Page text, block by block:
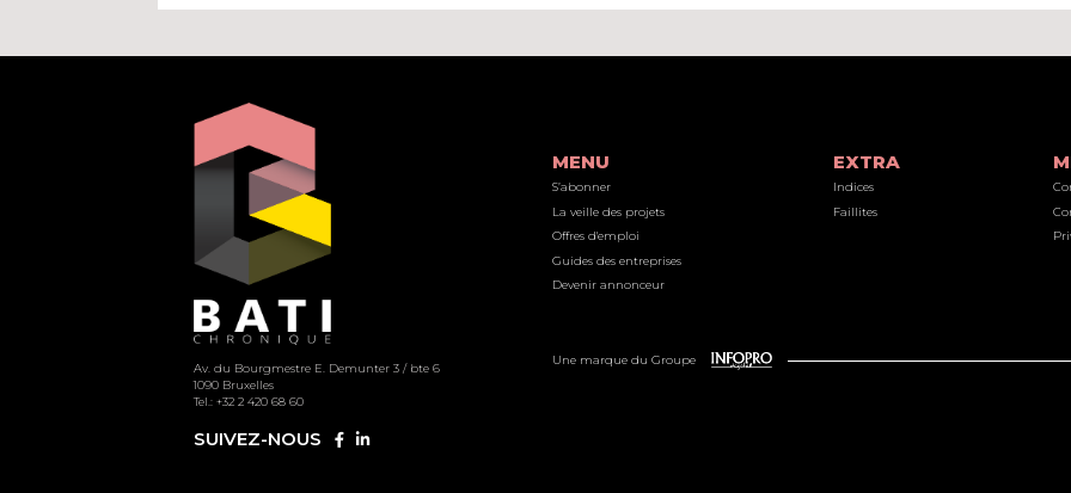
Av. du Bourgmestre E. Demunter 3 / bte 6
1090 Bruxelles
Tel.: +32 2 420 68 60
SUIVEZ-NOUS
MENU
S’abonner
La veille des projets
Offres d'emploi
Guides des entreprises
Devenir annonceur
EXTRA
Indices
Faillites
Une marque du Groupe